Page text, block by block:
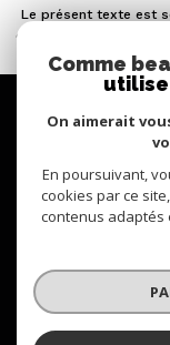
Le présent texte est
droit d'en amender à
© 2026 | Tous
Comme
On aimerait
En poursuivant,
cookies par ce
contenus adaptés